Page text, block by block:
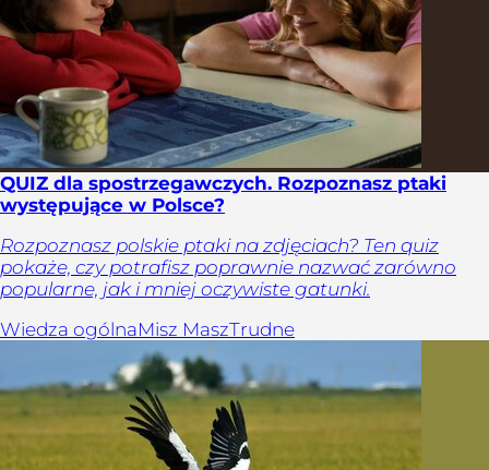
QUIZ dla spostrzegawczych. Rozpoznasz ptaki
występujące w Polsce?
Rozpoznasz polskie ptaki na zdjęciach? Ten quiz
pokaże, czy potrafisz poprawnie nazwać zarówno
popularne, jak i mniej oczywiste gatunki.
Wiedza ogólnaMisz MaszTrudne